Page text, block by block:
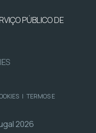
PÚBLICO DE
| TERMOS E
2026